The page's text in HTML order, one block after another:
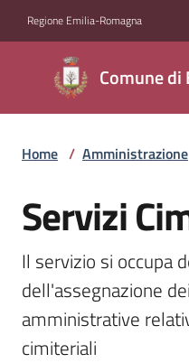
Regione Emilia-Romagna
Comune
Comune di
Bentivoglio
Amministrazione
Novità
Servizi
Menu selezionato
Vivere
Bentivoglio
Home / Amministrazione
Salta al contenuto
Servizi
Il servizio si occupa
dell'assegnazione
amministrative
cimiteriali